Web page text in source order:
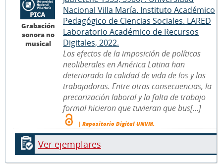
Grabación
sonora no
musical
Nacional Villa María. Instituto Académico
Pedagógico de Ciencias Sociales. LARED
Laboratorio Académico de Recursos
Digitales, 2022.
Los efectos de la imposición de políticas
neoliberales en América Latina han
deteriorado la calidad de vida de los y las
trabajadoras. Entre otras consecuencias, la
precarización laboral y la falta de trabajo
formal hicieron que tuvieran que bus[...]
| Repositorio Digital UNVM.
Ver ejemplares